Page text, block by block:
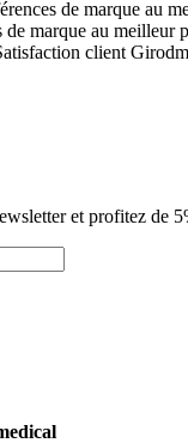
de marque au meilleur
client
et profitez de